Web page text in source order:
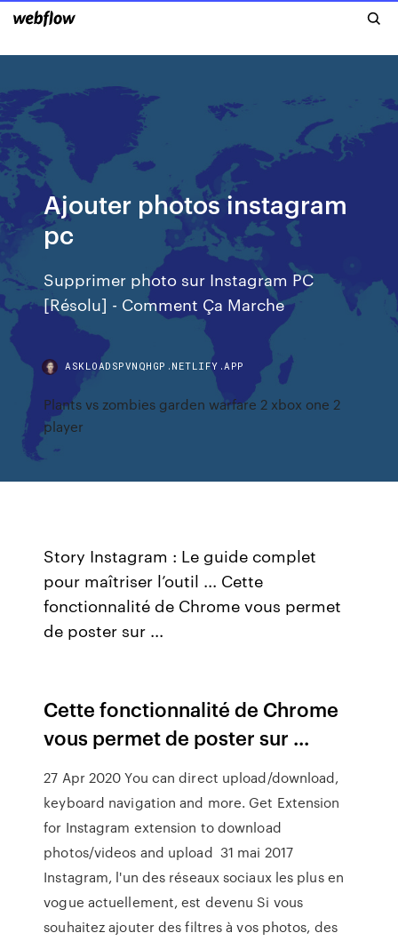
Ajouter photos instagram
pc
Supprimer photo sur Instagram PC
[Résolu] - Comment Ça Marche
ASKLOADSPVNQHGP.NETLIFY.APP
Plants vs zombies garden warfare 2 xbox one 2
player
Story Instagram : Le guide complet
pour maîtriser l’outil ... Cette
fonctionnalité de Chrome vous permet
de poster sur ...
Cette fonctionnalité de Chrome
vous permet de poster sur ...
27 Apr 2020 You can direct upload/download,
keyboard navigation and more. Get Extension
for Instagram extension to download
photos/videos and upload 31 mai 2017
Instagram, l'un des réseaux sociaux les plus en
vogue actuellement, est devenu Si vous
souhaitez ajouter des filtres à vos photos, des